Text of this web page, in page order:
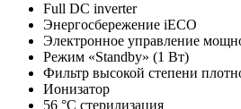
Full DC inverter
Энергосбережение iЕСО
Электронное управление
Режим «Standby» (1 Вт)
Фильтр высокой степени
Ионизатор
56 °С стерилизация